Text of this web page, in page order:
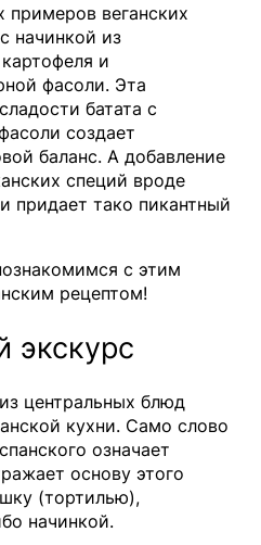
веганских
начинкой из
и
фасоли. Эта
батата с
создает
баланс. А добавление
специй вроде
придает тако пикантный
с этим
рецептом!
экскурс
центральных блюд
кухни. Само слово
означает
основу этого
(тортилью),
начинкой.